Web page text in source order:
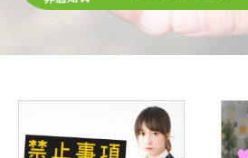
Q.好きなテレビ番組・映画は何ですか
A. イッテQはよくみます♪映画は世
Q.好きな芸能人は誰ですか
A. 宮川大輔さんの話し方好きです